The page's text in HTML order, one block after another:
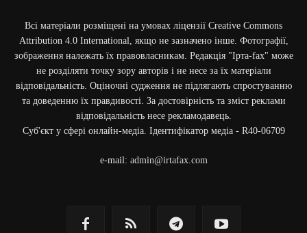
Всі матеріали розміщені на умовах ліцензії Creative Commons
Attribution 4.0 International, якщо не зазначено інше. Фотографії,
зображення належать їх правовласникам. Редакція "Ірта-fax" може
не розділяти точку зору авторів і не несе за їх матеріали
відповідальність. Оціночні судження не підлягають спростуванню
та доведенню їх правдивості. За достовірність та зміст реклами
відповідальність несе рекламодавець.
Cуб'єкт у сфері онлайн-медіа. Ідентифікатор медіа - R40-06709
e-mail: admin@irtafax.com